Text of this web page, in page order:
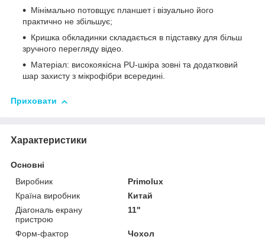
Мінімально потовщує планшет і візуально його
практично не збільшує;
Кришка обкладинки складається в підставку для більш
зручного перегляду відео.
Матеріал: високоякісна PU-шкіра зовні та додатковий
шар захисту з мікрофібри всередині.
Приховати
Характеристики
Основні
Виробник
Primolux
Країна виробник
Китай
Діагональ екрану
пристрою
11"
Форм-фактор
Чохол